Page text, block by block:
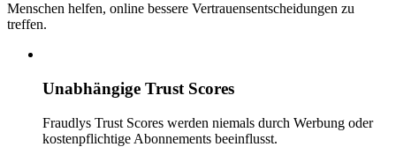
Menschen helfen, online bessere Vertrauensentscheidungen zu
treffen.
Unabhängige Trust Scores
Fraudlys Trust Scores werden niemals durch Werbung oder
kostenpflichtige Abonnements beeinflusst.